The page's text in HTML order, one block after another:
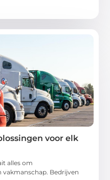
voor elk
alles om
Bedrijven